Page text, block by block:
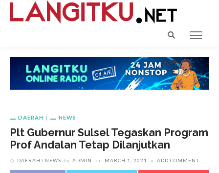
DAERAH NEWS
Plt Gubernur Sulsel Tegaskan Program
Prof Andalan Tetap Dilanjutkan
DAERAH NEWS by ADMIN on MARCH 1, 2021 ADD COMMENT